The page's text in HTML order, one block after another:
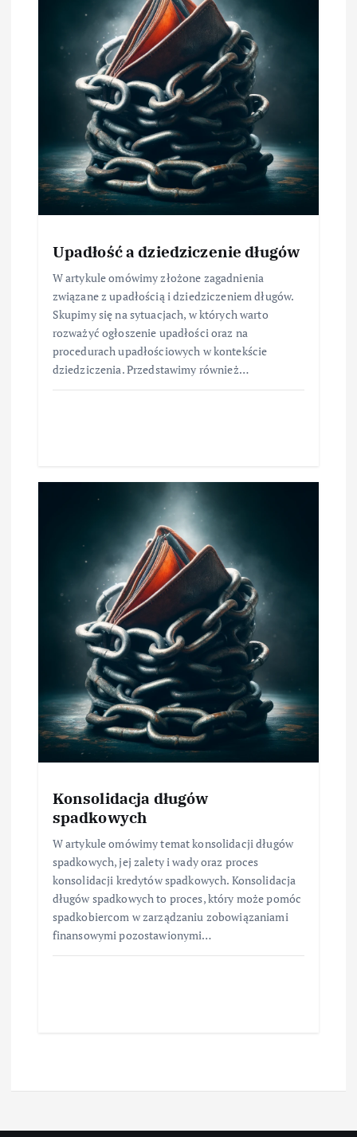
Upadłość a dziedziczenie długów
W artykule omówimy złożone zagadnienia
związane z upadłością i dziedziczeniem długów.
Skupimy się na sytuacjach, w których warto
rozważyć ogłoszenie upadłości oraz na
procedurach upadłościowych w kontekście
dziedziczenia. Przedstawimy również…
Konsolidacja długów
spadkowych
W artykule omówimy temat konsolidacji długów
spadkowych, jej zalety i wady oraz proces
konsolidacji kredytów spadkowych. Konsolidacja
długów spadkowych to proces, który może pomóc
spadkobiercom w zarządzaniu zobowiązaniami
finansowymi pozostawionymi…